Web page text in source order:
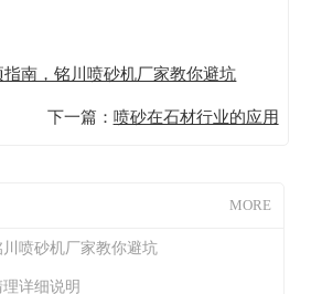
指南，铭川喷砂机厂家教你避坑
下一篇： 喷砂在石材行业的应用
MORE
喷砂机厂家教你避坑
详细说明